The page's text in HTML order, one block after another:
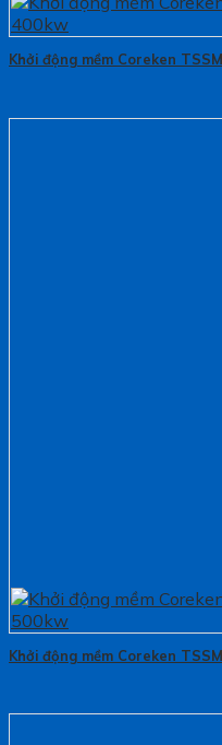
Khởi động mềm Coreken
Khởi động mềm Coreken